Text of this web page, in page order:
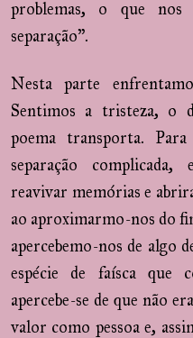
problemas, o que
separação”.
Nesta parte
Sentimos a tristeza, o
poema transporta.
separação
reavivar memórias e
ao aproximarmo-nos do
apercebemo-nos de algo
espécie de faísca que
apercebe-se de que não
valor como pessoa e,